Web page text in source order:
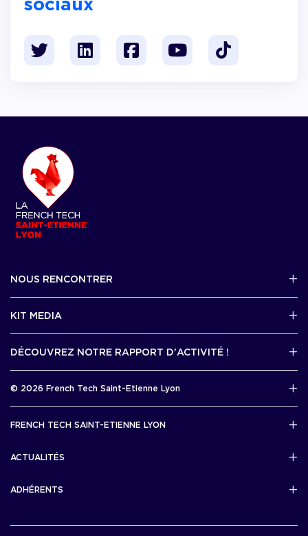
NOUS RENCONTRER
KIT MEDIA
DÉCOUVREZ NOTRE RAPPORT D'ACTIVITÉ !
© 2026 French Tech Saint-Etienne Lyon
Politique de confidentialité
Développement 69pixl
FRENCH TECH SAINT-ETIENNE LYON
ACTUALITÉS
ADHÉRENTS